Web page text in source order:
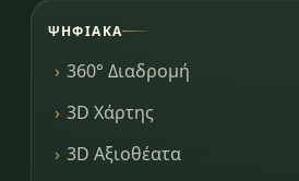
ΨΗΦΙΑΚΆ
360° Διαδρομή
3D Χάρτης
3D Αξιοθέατα